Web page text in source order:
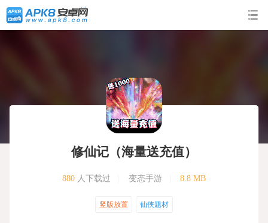
修仙记（海量送充值）
880人下载过 变态手游 8.8 MB
竖版放置 仙侠题材